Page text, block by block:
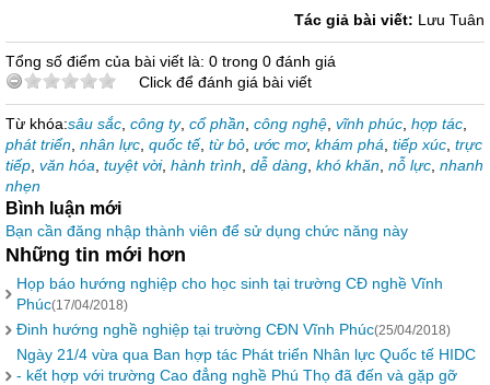
Tác giả bài viết: Lưu Tuân
Tổng số điểm của bài viết là: 0 trong 0 đánh giá
Click để đánh giá bài viết
Từ khóa:sâu sắc công ty, cổ phần công nghệ vĩnh phúc hợp tác
phát triển nhân lực quốc tế, từ bỏ ước mơ, khám phá tiếp xúc trực
tiếp văn hóa tuyệt vời, hành trình dễ dàng khó khăn nỗ lực nhanh
nhẹn
Bình luận mới
Bạn cần đăng nhập thành viên để sử dụng chức năng này
Những tin mới hơn
Họp báo hướng nghiệp cho học sinh tại trường CĐ nghề Vĩnh
Phúc(17/04/2018)
Đinh hướng nghề nghiệp tại trường CĐN Vĩnh Phúc(25/04/2018)
Ngày 21/4 vừa qua Ban hợp tác Phát triển Nhân lực Quốc tế HIDC
- kết hợp với trường Cao đẳng nghề Phú Thọ đã đến và gặp gỡ